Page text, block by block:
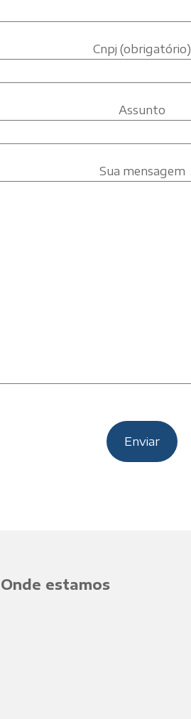
Cnpj (obrigatório)
Assunto
Sua mensagem
Onde estamos